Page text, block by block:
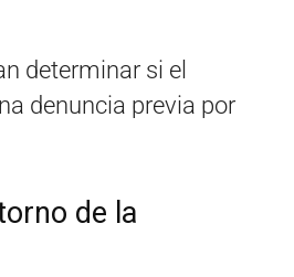
determinar si el
denuncia previa por
de la